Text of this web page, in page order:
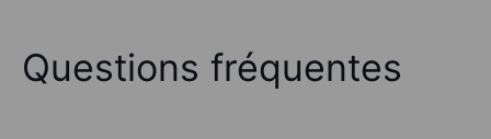
Questions fréquentes